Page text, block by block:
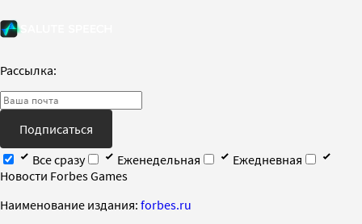
Рассылка:
Подписаться
Все сразу
Еженедельная
Ежедневная
Новости Forbes Games
Наименование издания: forbes.ru